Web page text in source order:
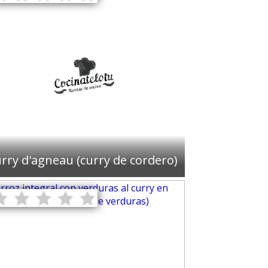
d'agneau (curry de cordero)